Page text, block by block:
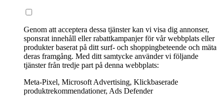
Genom att acceptera dessa tjänster kan vi visa dig annonser,
sponsrat innehåll eller rabattkampanjer för vår webbplats eller
produkter baserat på ditt surf- och shoppingbeteende och mäta
deras framgång. Med ditt samtycke använder vi följande
tjänster från tredje part på denna webbplats:
Meta-Pixel, Microsoft Advertising, Klickbaserade
produktrekommendationer, Ads Defender